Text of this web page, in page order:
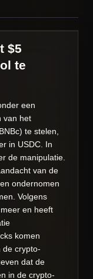
$5
te
een
van het
te stelen,
in USDC. In
de manipulatie.
van de
ondernomen
Volgens
en heeft
komen
de crypto-
dat de
in de crypto-